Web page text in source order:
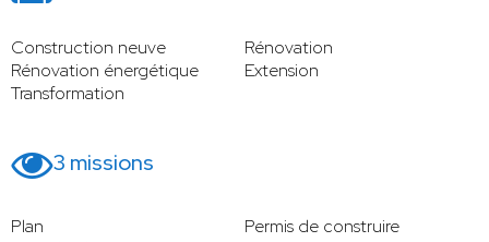
Construction neuve
Rénovation
Rénovation énergétique
Extension
Transformation
3 missions
Plan
Permis de construire